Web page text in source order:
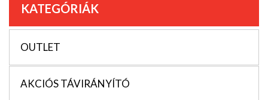
KATEGÓRIÁK
OUTLET
AKCIÓS TÁVIRÁNYÍTÓ